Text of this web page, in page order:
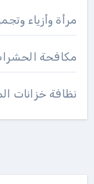
مرأة وأزياء
مكافحة
نظافة خزانات